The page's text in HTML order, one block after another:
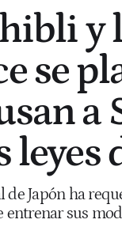
y
se
a
leyes
Japón ha
entrenar sus